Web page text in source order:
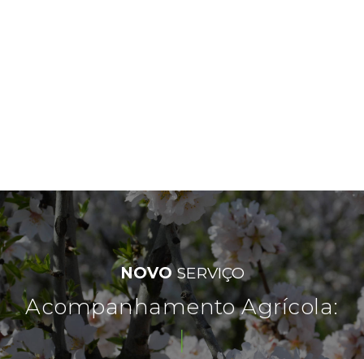
NOVOSERVIÇO
Acompanhamento Agrícola:
redu|